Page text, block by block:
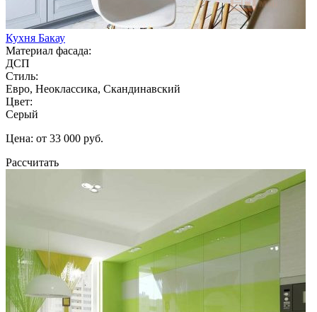
Кухня Бакау
Материал фасада:
ДСП
Стиль:
Евро, Неоклассика, Скандинавский
Цвет:
Серый
Цена: от 33 000 руб.
Рассчитать